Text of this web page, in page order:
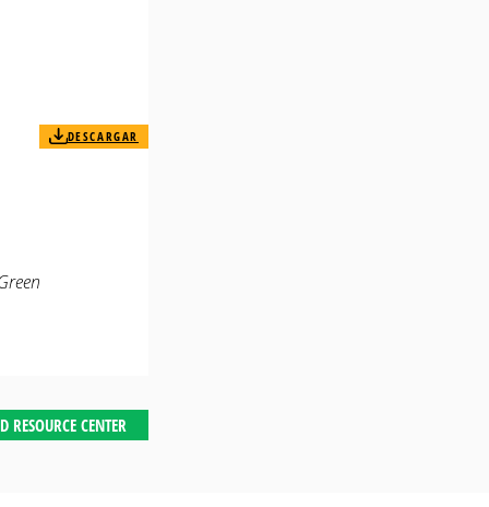
DESCARGAR
RESOURCE CENTER